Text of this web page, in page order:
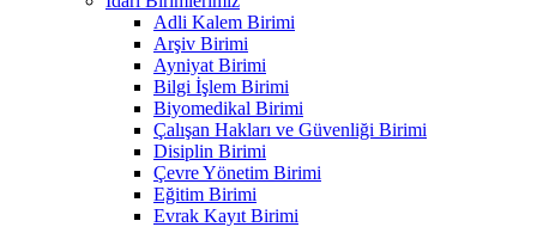
Adli Kalem Birimi
Arşiv Birimi
Ayniyat Birimi
Bilgi İşlem Birimi
Biyomedikal Birimi
Çalışan Hakları ve Güvenliği Birimi
Disiplin Birimi
Çevre Yönetim Birimi
Eğitim Birimi
Evrak Kayıt Birimi